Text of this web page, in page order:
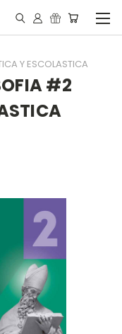
Y ESCOLASTICA
#2